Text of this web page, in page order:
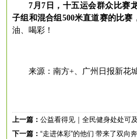
7月7日，十五运会群众比赛
子组和混合组500米直道赛的比赛
油、喝彩！
来源：南方+、广州日报新花
上一篇：公益看得见｜全民健身处处可
下一篇：“走进体彩”的他们 带来了双向